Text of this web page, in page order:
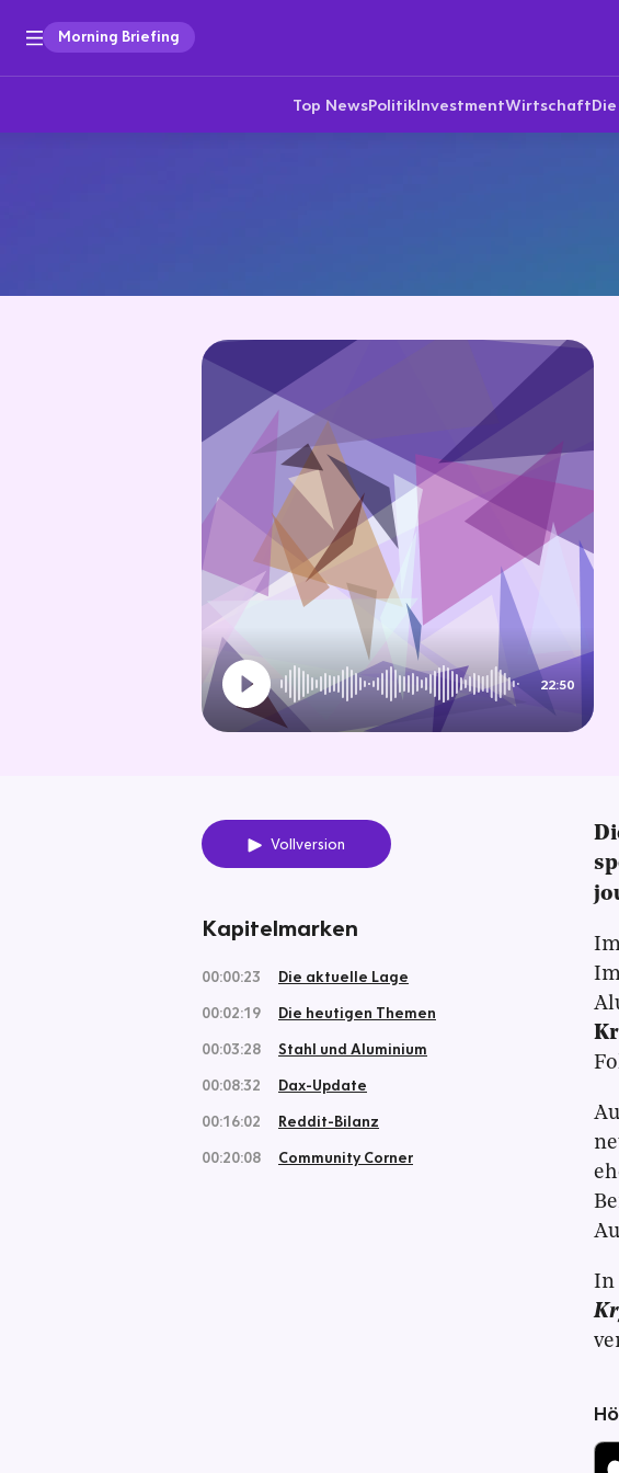
Morning Briefing
Top NewsPolitikInvestmentWirtschaft
22:50
Vollversion
Kapitelmarken
00:00:23
Die aktuelle Lage
00:02:19
Die heutigen Themen
00:03:28
Stahl und Aluminium
00:08:32
Dax-Update
00:16:02
Reddit-Bilanz
00:20:08
Community Corner
In